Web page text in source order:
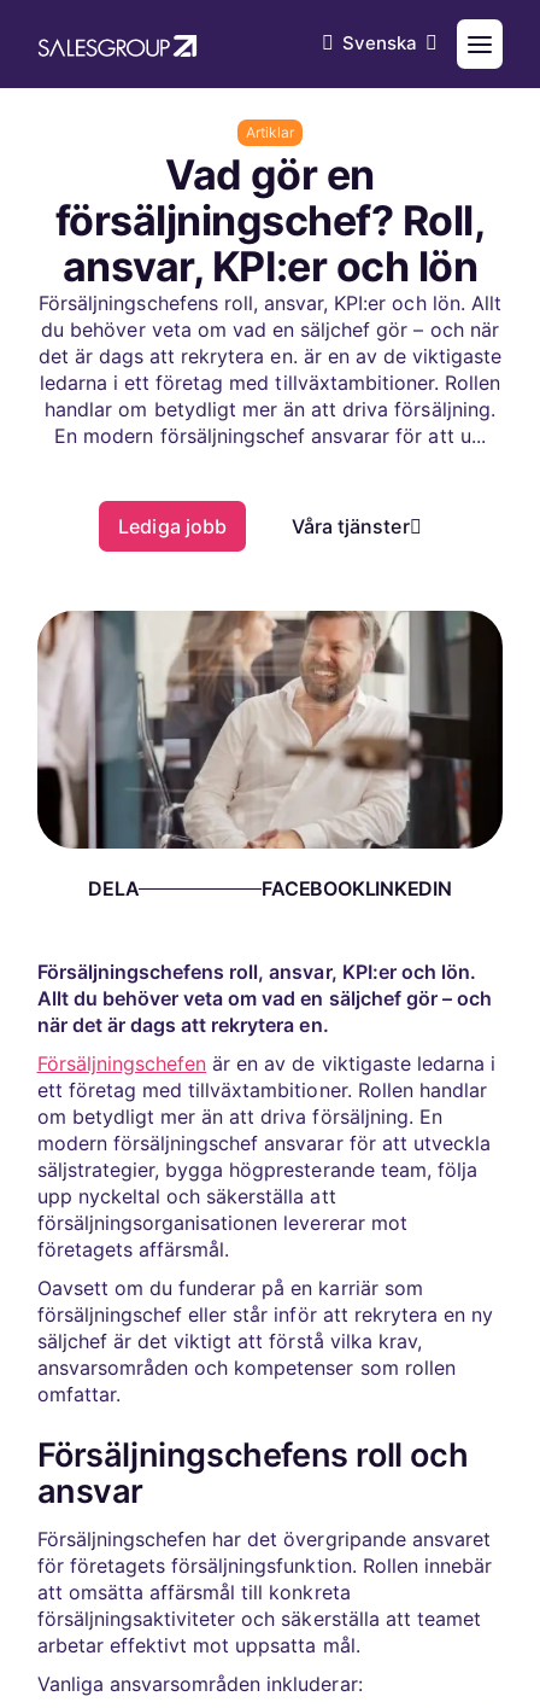
Svenska
Artiklar
Vad gör en
försäljningschef? Roll,
ansvar, KPI:er och lön
Försäljningschefens roll, ansvar, KPI:er och lön. Allt
du behöver veta om vad en säljchef gör – och när
det är dags att rekrytera en. är en av de viktigaste
ledarna i ett företag med tillväxtambitioner. Rollen
handlar om betydligt mer än att driva försäljning.
En modern försäljningschef ansvarar för att u...
Lediga jobb Våra tjänster
DELA
Försäljningschefens roll, ansvar, KPI:er och lön.
Allt du behöver veta om vad en säljchef gör – och
när det är dags att rekrytera en.
Försäljningschefen är en av de viktigaste ledarna i
ett företag med tillväxtambitioner. Rollen handlar
om betydligt mer än att driva försäljning. En
modern försäljningschef ansvarar för att utveckla
säljstrategier, bygga högpresterande team, följa
upp nyckeltal och säkerställa att
försäljningsorganisationen levererar mot
företagets affärsmål.
Oavsett om du funderar på en karriär som
försäljningschef eller står inför att rekrytera en ny
säljchef är det viktigt att förstå vilka krav,
ansvarsområden och kompetenser som rollen
omfattar.
Försäljningschefens roll och
ansvar
Försäljningschefen har det övergripande ansvaret
för företagets försäljningsfunktion. Rollen innebär
att omsätta affärsmål till konkreta
försäljningsaktiviteter och säkerställa att teamet
arbetar effektivt mot uppsatta mål.
Vanliga ansvarsområden inkluderar: